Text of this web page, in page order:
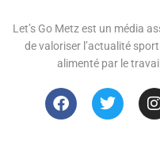
Let’s Go Metz est un média
de valoriser l’actualité
alimenté par le